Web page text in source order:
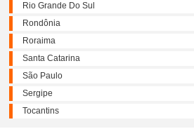
Rio Grande Do Sul
Rondônia
Roraima
Santa Catarina
São Paulo
Sergipe
Tocantins